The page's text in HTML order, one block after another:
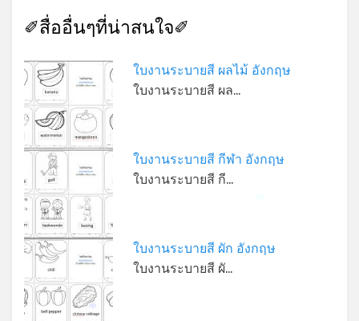
✐สื่ออื่นๆที่น่าสนใจ✐
ใบงานระบายสี ผลไม้ อังกฤษ
ใบงานระบายสี ผล…
ใบงานระบายสี กีฬา อังกฤษ
ใบงานระบายสี กี…
ใบงานระบายสี ผัก อังกฤษ
ใบงานระบายสี ผั…